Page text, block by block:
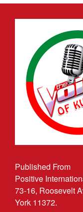
Published From
Positive
73-16, Roosevelt
York 11372.